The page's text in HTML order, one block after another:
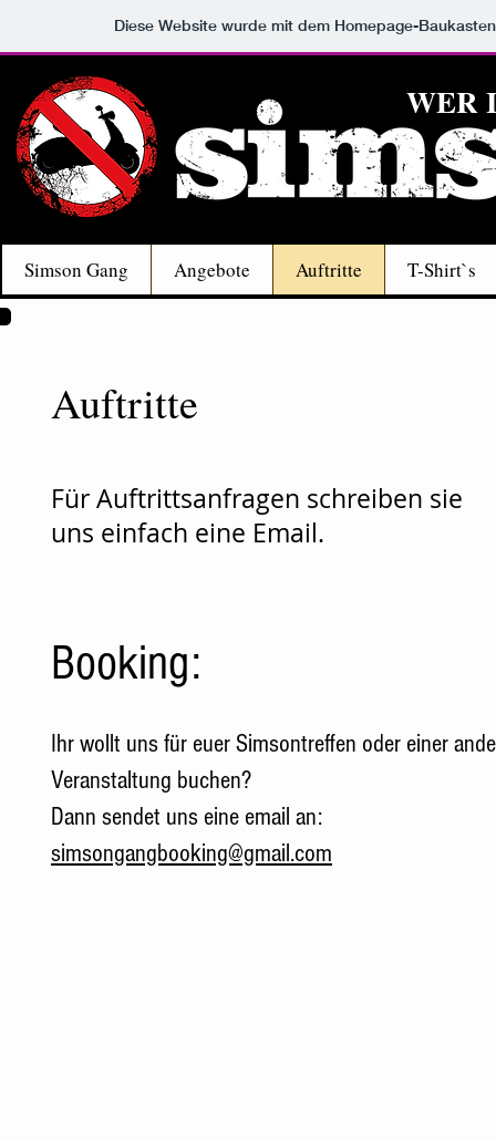
Diese Website wurde mit dem Homepage-
WER
Simson Gang Angebote Auftritte T-Shirt`s
Auftritte
Für Auftrittsanfragen schreiben sie
uns einfach eine Email.
Booking:
Ihr wollt uns für euer Simsontreffen oder einer
Veranstaltung buchen?
Dann sendet uns eine email an:
simsongangbooking@gmail.com